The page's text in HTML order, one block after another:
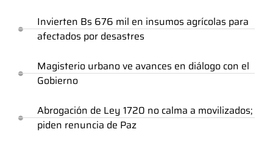
Invierten Bs 676 mil en insumos agrícolas para
afectados por desastres
Magisterio urbano ve avances en diálogo con el
Gobierno
Abrogación de Ley 1720 no calma a movilizados;
piden renuncia de Paz